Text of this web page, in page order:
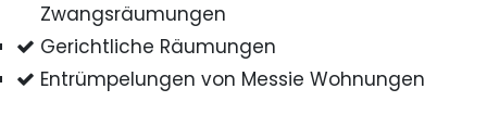
Zwangsräumungen
Gerichtliche Räumungen
Entrümpelungen von Messie Wohnungen